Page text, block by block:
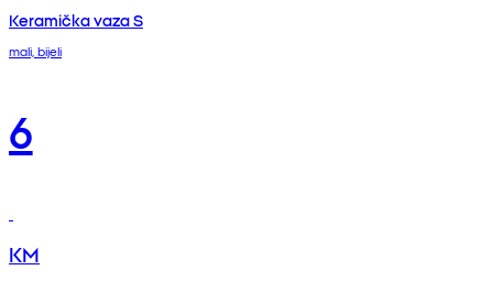
Keramička vaza S
mali, bijeli
6
KM